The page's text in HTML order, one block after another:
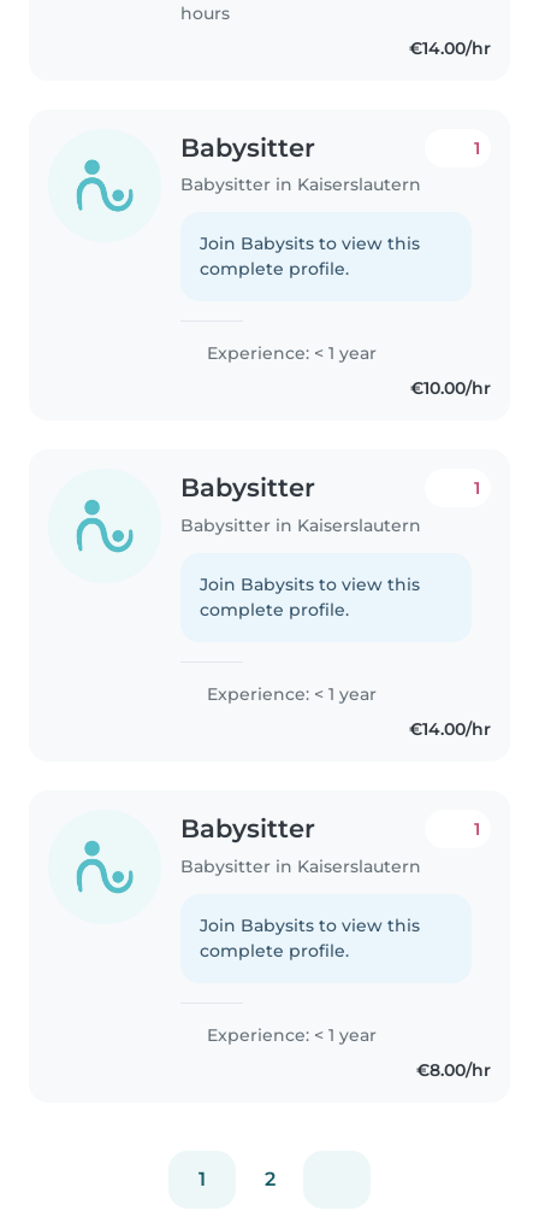
hours
€14.00/hr
Babysitter
Babysitter in Kaiserslautern
1
Join Babysits to view this
complete profile.
Experience: < 1 year
€10.00/hr
Babysitter
Babysitter in Kaiserslautern
1
Join Babysits to view this
complete profile.
Experience: < 1 year
€14.00/hr
Babysitter
Babysitter in Kaiserslautern
1
Join Babysits to view this
complete profile.
Experience: < 1 year
€8.00/hr
1 2